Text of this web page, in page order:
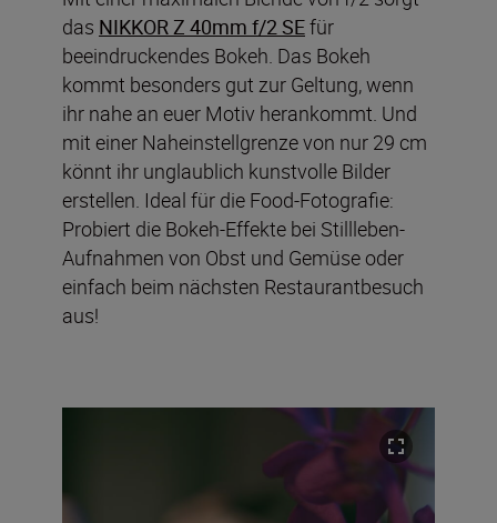
das NIKKOR Z 40mm f/2 SEfür
beeindruckendes Bokeh. Das Bokeh
kommt besonders gut zur Geltung, wenn
ihr nahe an euer Motiv herankommt. Und
mit einer Naheinstellgrenze von nur 29 cm
könnt ihr unglaublich kunstvolle Bilder
erstellen. Ideal für die Food-Fotografie:
Probiert die Bokeh-Effekte bei Stillleben-
Aufnahmen von Obst und Gemüse oder
einfach beim nächsten Restaurantbesuch
aus!